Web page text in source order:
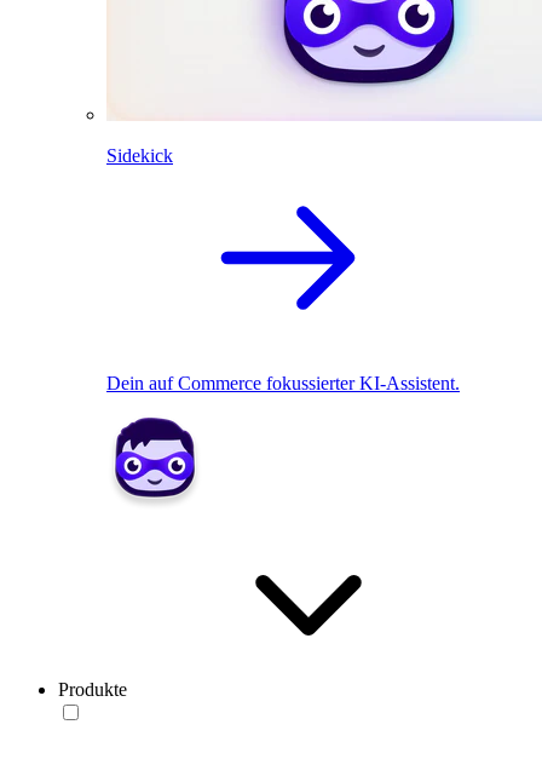
Sidekick
Dein auf Commerce fokussierter KI-Assistent.
Produkte